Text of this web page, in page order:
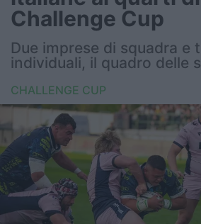
Nazionale
Nazionali giovanili
Rugby Sevens
FIR
Internazionale
6 Nazioni
United Rugby Championship
Challenge Cup
Due imprese di squadra e
individuali, il quadro delle
CHALLENGE CUP